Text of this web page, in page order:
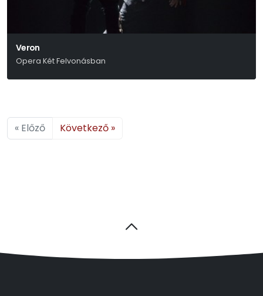
Veron
Opera Két Felvonásban
« Előző Következő »